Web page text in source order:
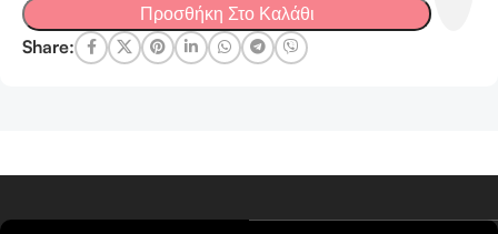
Προσθήκη Στο Καλάθι
Share: